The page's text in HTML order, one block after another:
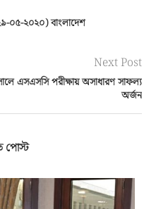
০৫-২০২০) বাংলাদেশ
Next Post
এসএসসি পরীক্ষায় অসাধারণ সাফল্য
অর্জন
পোস্ট